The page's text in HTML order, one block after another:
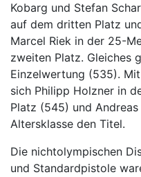
Kobarg und Stefan
auf dem dritten Platz
Marcel Riek in der 25-
zweiten Platz. Gleiches
Einzelwertung (535).
sich Philipp Holzner in
Platz (545) und
Altersklasse den Titel.
Die nichtolympischen
und Standardpistole